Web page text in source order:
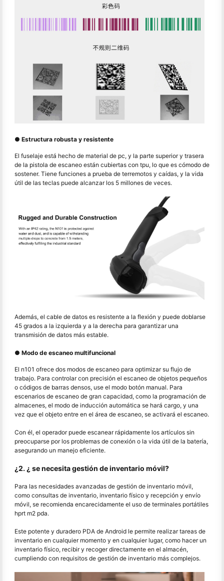
● Estructura robusta y resistente
El fuselaje está hecho de material de pc, y la parte superior y trasera
de la pistola de escaneo están cubiertas con tpu, lo que es cómodo de
sostener. Tiene funciones a prueba de terremotos y caídas, y la vida
útil de las teclas puede alcanzar los 5 millones de veces.
Además, el cable de datos es resistente a la flexión y puede doblarse
45 grados a la izquierda y a la derecha para garantizar una
transmisión de datos más estable.
● Modo de escaneo multifuncional
El n101 ofrece dos modos de escaneo para optimizar su flujo de
trabajo. Para controlar con precisión el escaneo de objetos pequeños
o códigos de barras densos, use el modo botón manual. Para
escenarios de escaneo de gran capacidad, como la programación de
almacenes, el modo de inducción automática se hará cargo, y una
vez que el objeto entre en el área de escaneo, se activará el escaneo.
Con él, el operador puede escanear rápidamente los artículos sin
preocuparse por los problemas de conexión o la vida útil de la batería,
asegurando un manejo eficiente.
¿2. ¿ se necesita gestión de inventario móvil?
Para las necesidades avanzadas de gestión de inventario móvil,
como consultas de inventario, inventario físico y recepción y envío
móvil, se recomienda encarecidamente el uso de terminales portátiles
hprt m2 pda.
Este potente y duradero PDA de Android le permite realizar tareas de
inventario en cualquier momento y en cualquier lugar, como hacer un
inventario físico, recibir y recoger directamente en el almacén,
cumpliendo con requisitos de gestión de inventario más complejos.